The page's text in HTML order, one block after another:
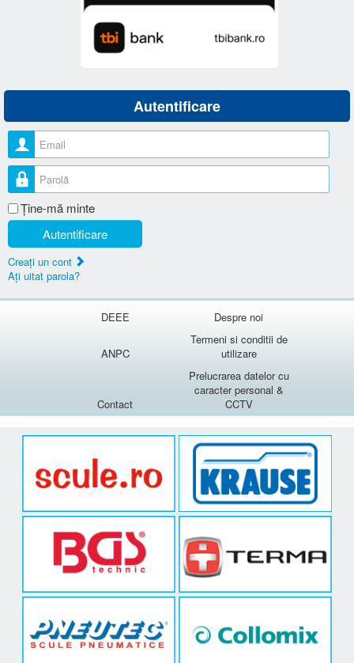
Autentificare
Nume utilizator
Parolă
Ţine-mă minte
Autentificare
Creaţi un cont
Aţi uitat parola?
DEEE Despre noi
ANPC
Termeni si conditii de
utilizare
Contact
Prelucrarea datelor cu
caracter personal &
CCTV